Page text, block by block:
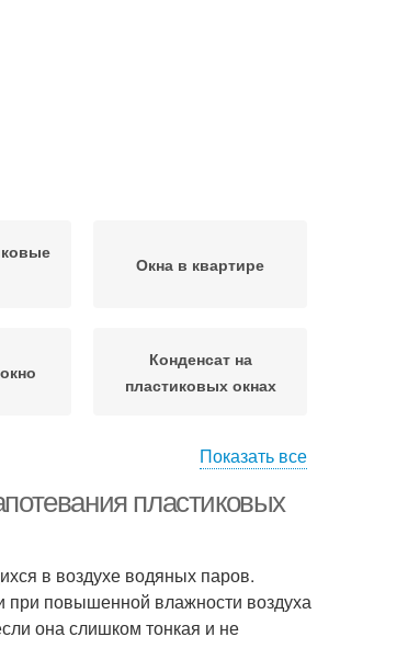
Окна в квартире
Конденсат на
пластиковых окнах
Показать все
пластиковых
в воздухе водяных паров.
при повышенной влажности воздуха
она слишком тонкая и не